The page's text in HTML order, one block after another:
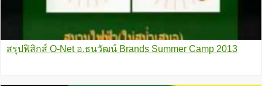
สรุปฟิสิกส์ O-Net อ.ธนวัฒน์ Brands Summer Camp 2013